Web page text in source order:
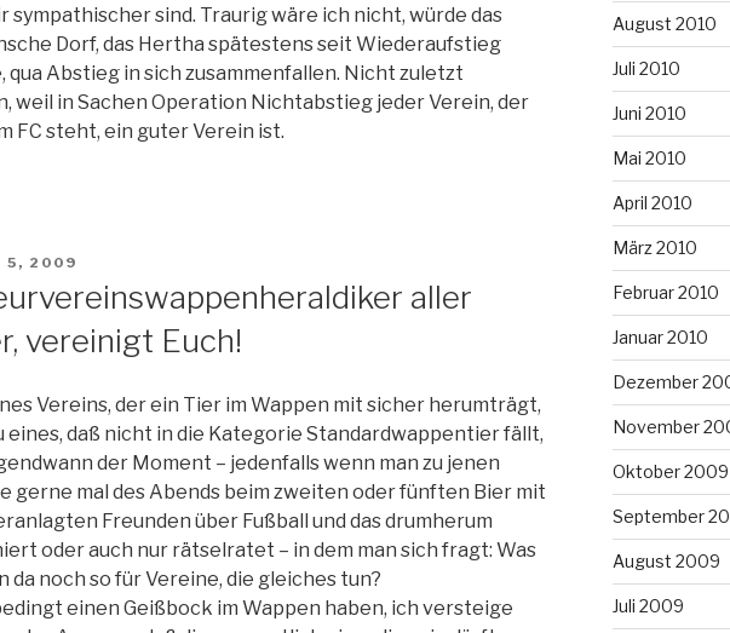
sympathischer sind. Traurig wäre ich nicht, würde das
Dorf, das Hertha spätestens seit Wiederaufstieg
qua Abstieg in sich zusammenfallen. Nicht zuletzt
weil in Sachen Operation Nichtabstieg jeder Verein, der
FC steht, ein guter Verein ist.
5, 2009
aller
vereinigt Euch!
Vereins, der ein Tier im Wappen mit sicher herumträgt,
eines, daß nicht in die Kategorie Standardwappentier fällt,
der Moment – jedenfalls wenn man zu jenen
gerne mal des Abends beim zweiten oder fünften Bier mit
Freunden über Fußball und das drumherum
oder auch nur rätselratet – in dem man sich fragt: Was
da noch so für Vereine, die gleiches tun?
einen Geißbock im Wappen haben, ich versteige
August 2010
Juli 2010
Juni 2010
Mai 2010
April 2010
März 2010
Februar 2010
Januar 2010
Dezember
November
Oktober 2009
September
August 2009
Juli 2009